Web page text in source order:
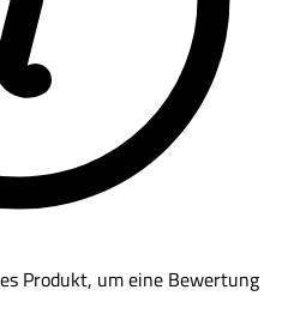
Produkt, um eine Bewertung